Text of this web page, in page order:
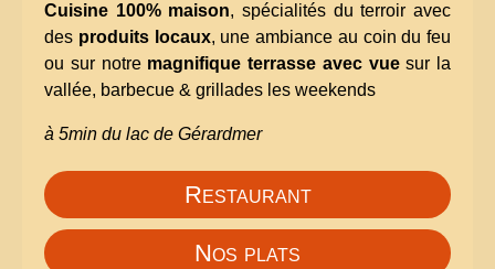
Cuisine 100% maison, spécialités du terroir avec
des produits locaux, une ambiance au coin du feu
ou sur notremagnifique terrasse avec vuesur la
vallée, barbecue & grillades les weekends
à 5min du lac de Gérardmer
Restaurant
Nos plats